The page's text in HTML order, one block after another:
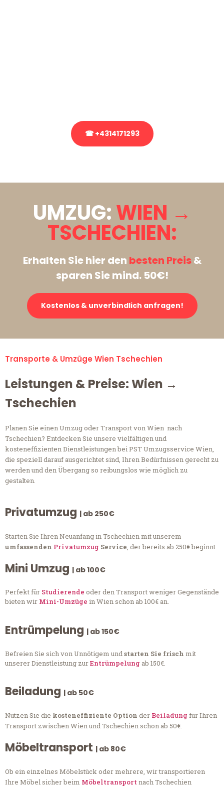
☎ +4314171293
UMZUG:WIEN →
TSCHECHIEN:
Erhalten Sie hier den besten Preis&
sparen Sie mind. 50€!
Kostenlos & unverbindlich anfragen!
Transporte & Umzüge Wien Tschechien
Leistungen & Preise: Wien →
Tschechien
Planen Sie einen Umzug oder Transport von Wien nach
Tschechien? Entdecken Sie unsere vielfältigen und
kosteneffizienten Dienstleistungen bei PST Umzugsservice Wien,
die speziell darauf ausgerichtet sind, Ihren Bedürfnissen gerecht zu
werden und den Übergang so reibungslos wie möglich zu
gestalten.
Privatumzug | ab 250€
Starten Sie Ihren Neuanfang in Tschechien mit unserem
umfassenden Privatumzug Service, der bereits ab 250€ beginnt.
Mini Umzug | ab 100€
Perfekt für Studierende oder den Transport weniger Gegenstände
bieten wir Mini-Umzüge in Wien schon ab 100€ an.
Entrümpelung | ab 150€
Befreien Sie sich von Unnötigem undstarten Sie frisch mit
unserer Dienstleistung zurEntrümpelung ab 150€.
Beiladung | ab 50€
Nutzen Sie die kosteneffiziente Option der Beiladung für Ihren
Transport zwischen Wien und Tschechien schon ab 50€.
Möbeltransport | ab 80€
Ob ein einzelnes Möbelstück oder mehrere, wir transportieren
Ihre Möbel sicher beim Möbeltransportnach Tschechien